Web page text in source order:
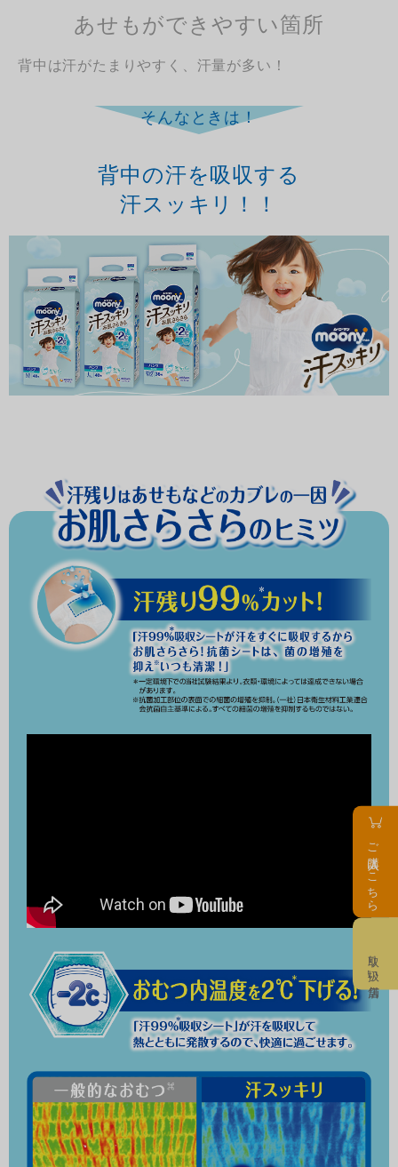
ご購入はこちら
取り扱い店舗
あせもができやすい箇所
背中は汗がたまりやすく、汗量が多い！
そんなときは！
背中の汗を吸収する
汗スッキリ！！